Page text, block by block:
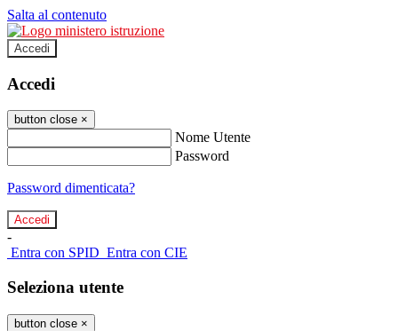
Salta al contenuto
Accedi
Accedi
button close ×
Nome Utente
Password
Password dimenticata?
-
Entra con SPID Entra con CIE
Seleziona utente
button close ×